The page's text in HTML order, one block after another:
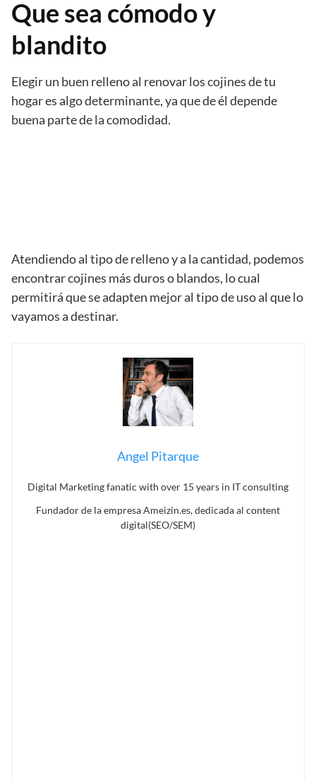
Que sea cómodo y
blandito
Elegir un buen relleno al renovar los cojines de tu
hogar es algo determinante, ya que de él depende
buena parte de la comodidad.
Atendiendo al tipo de relleno y a la cantidad, podemos
encontrar cojines más duros o blandos, lo cual
permitirá que se adapten mejor al tipo de uso al que lo
vayamos a destinar.
Angel Pitarque
Digital Marketing fanatic with over 15 years in IT consulting
Fundador de la empresa Ameizin.es, dedicada al content
digital(SEO/SEM)